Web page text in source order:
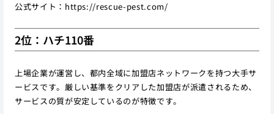
公式サイト： https://rescue-pest.com/
2位：ハチ110番
上場企業が運営し、都内全域に加盟店ネットワークを持つ大手サ
ービスです。厳しい基準をクリアした加盟店が派遣されるため、
サービスの質が安定しているのが特徴です。